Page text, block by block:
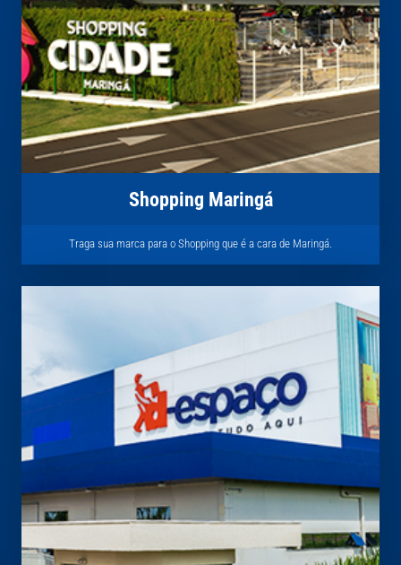
Shopping Maringá
Traga sua marca para o Shopping que é a cara de Maringá.